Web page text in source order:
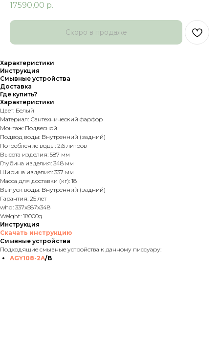
17590,00 р.
Характеристики
Инструкция
Смывные устройства
Доставка
Где купить?
Характеристики
Цвет: Белый
Материал: Сантехнический фарфор
Монтаж: Подвесной
Подвод воды: Внутренний (задний)
Потребление воды: 2.6 литров
Высота изделия: 587 мм
Глубина изделия: 348 мм
Ширина изделия: 337 мм
Масса для доставки (кг): 18
Выпуск воды: Внутренний (задний)
Гарантия: 25 лет
whd: 337x587x348
Weight: 18000g
Инструкция
Скачать инструкцию
Смывные устройства
Подходящие смывные устройства к данному писсуару:
AGY108-2A/B